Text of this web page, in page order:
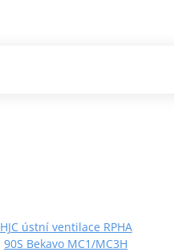
HJC ústní ventilace RPHA
90S Bekavo MC1/MC3H